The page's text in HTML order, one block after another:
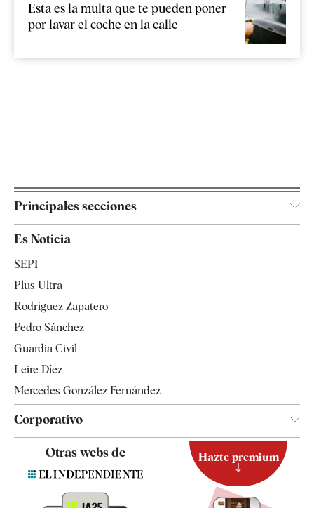
Esta es la multa que te pueden poner
por lavar el coche en la calle
Principales secciones
España
Televisión
Es Noticia
SEPI
Plus Ultra
Rodríguez Zapatero
Pedro Sánchez
Guardia Civil
Leire Díez
Mercedes González Fernández
Corporativo
Contacto
Otras webs de Hazte premium